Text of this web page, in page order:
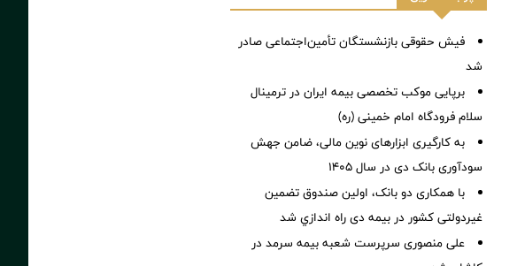
فیش حقوقی بازنشستگان تأمین‌اجتماعی صادر
شد
برپایی موکب تخصصی بیمه ایران در ترمینال
سلام فرودگاه امام خمینی (ره)
به کارگیری ابزارهای نوین مالی، ضامن جهش
سودآوری بانک دی در سال ۱۴۰۵
با همکاری دو بانک، اولین صندوق تضمین
غیردولتی کشور در بیمه دی راه اندازي شد
علی منصوری سرپرست شعبه بیمه سرمد در